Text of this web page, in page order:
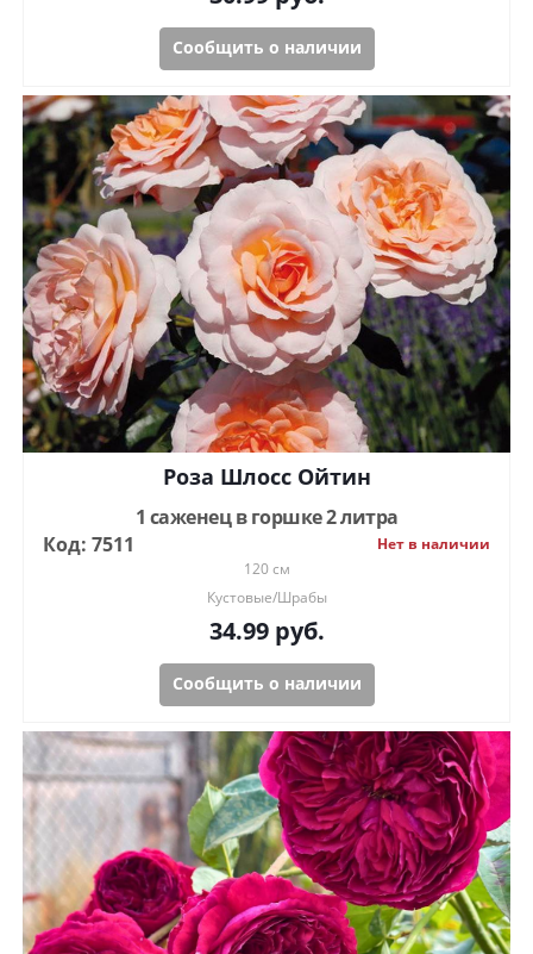
Сообщить о наличии
Роза Шлосс Ойтин
1 саженец в горшке 2 литра
Код: 7511
Нет в наличии
120 см
Кустовые/Шрабы
34.99руб.
Сообщить о наличии